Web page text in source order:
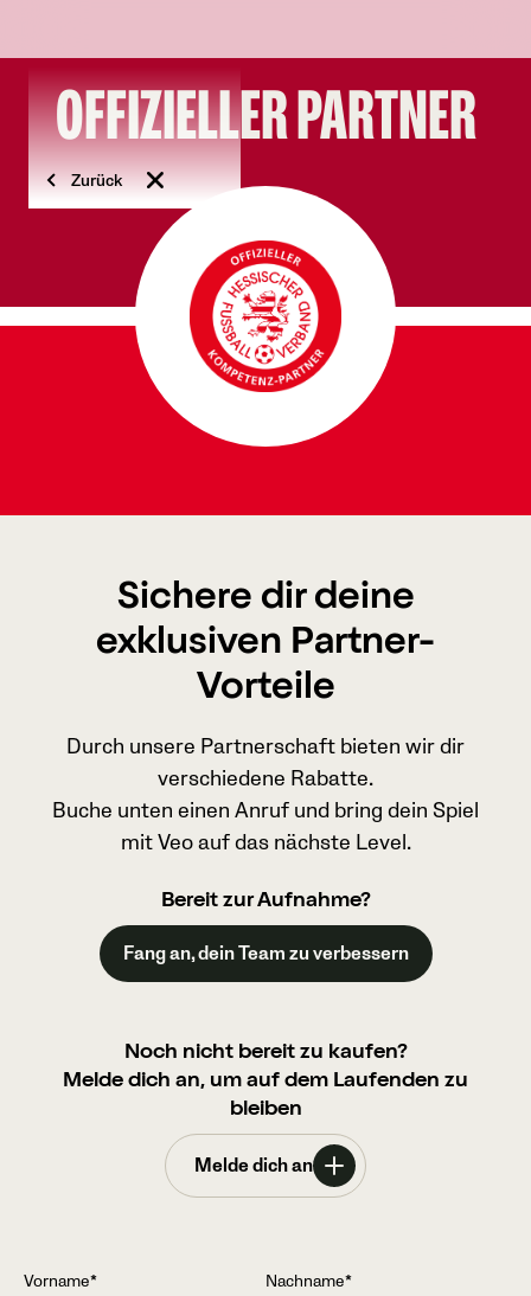
Zurück
OFFIZIELLER PARTNER
Sichere dir deine
exklusiven Partner-
Vorteile
Durch unsere Partnerschaft bieten wir dir
verschiedene Rabatte.
Buche unten einen Anruf und bring dein Spiel
mit Veo auf das nächste Level.
Bereit zur Aufnahme?
Fang an, dein Team zu verbessern
Noch nicht bereit zu kaufen?
Melde dich an, um auf dem Laufenden zu
bleiben
Melde dich an
Vorname* Nachname*